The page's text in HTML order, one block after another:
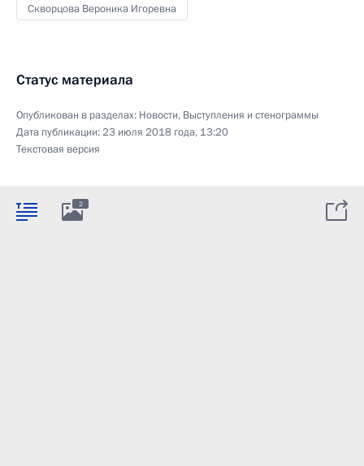
Скворцова Вероника Игоревна
Статус материала
Опубликован в разделах: Новости, Выступления и стенограммы
Дата публикации:23 июля 2018 года, 13:20
Текстовая версия
2